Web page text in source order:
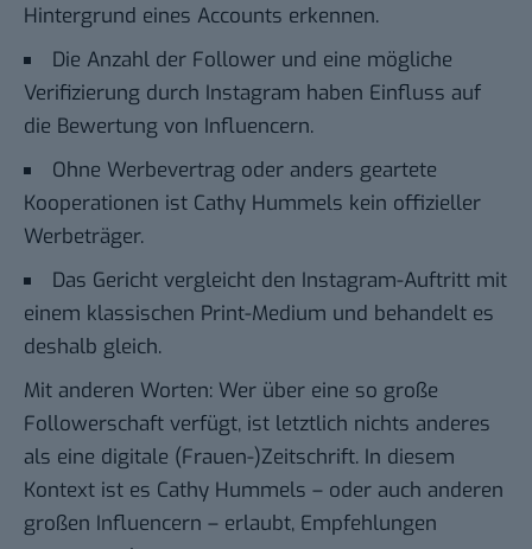
Hintergrund eines Accounts erkennen.
Die Anzahl der Follower und eine mögliche
Verifizierung durch Instagram haben Einfluss auf
die Bewertung von Influencern.
Ohne Werbevertrag oder anders geartete
Kooperationen ist Cathy Hummels kein offizieller
Werbeträger.
Das Gericht vergleicht den Instagram-Auftritt mit
einem klassischen Print-Medium und behandelt es
deshalb gleich.
Mit anderen Worten: Wer über eine so große
Followerschaft verfügt, ist letztlich nichts anderes
als eine digitale (Frauen-)Zeitschrift. In diesem
Kontext ist es Cathy Hummels – oder auch anderen
großen Influencern – erlaubt, Empfehlungen